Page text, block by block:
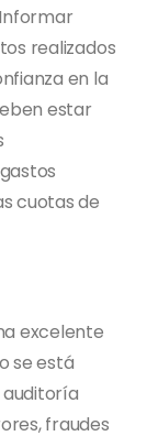
realizados
en la
estar
cuotas de
excelente
se está
fraudes